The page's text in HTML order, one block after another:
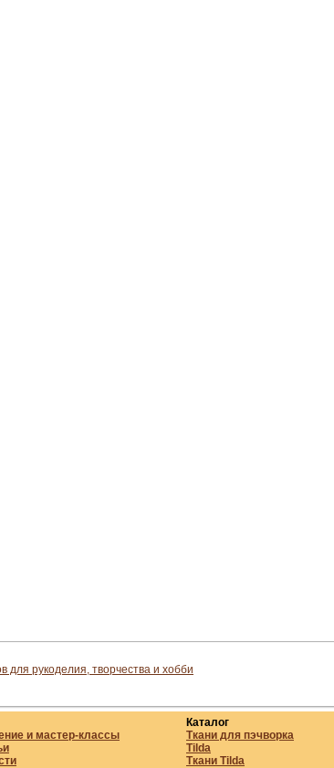
для рукоделия, творчества и хобби
и мастер-классы
Каталог
Ткани для пэчворка
Tilda
Ткани Tilda